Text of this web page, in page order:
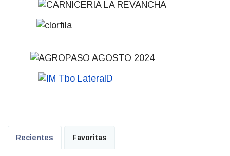
Recientes Favoritas